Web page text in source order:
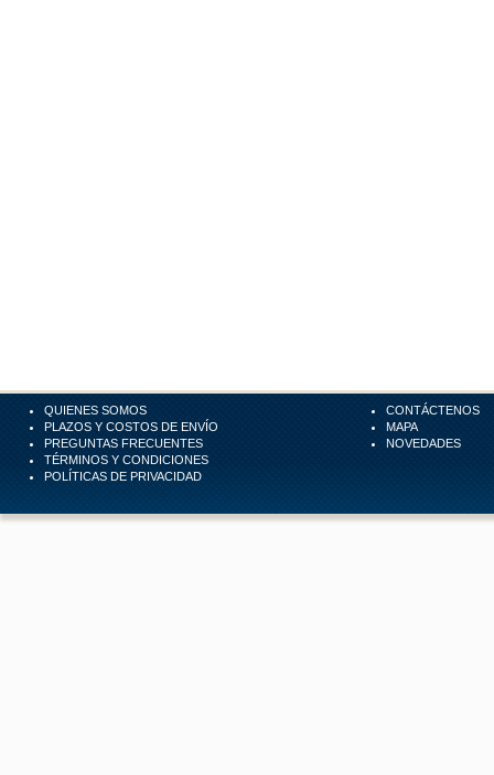
QUIENES SOMOS
PLAZOS Y COSTOS DE ENVÍO
PREGUNTAS FRECUENTES
TÉRMINOS Y CONDICIONES
POLÍTICAS DE PRIVACIDAD
CONTÁCTENOS
MAPA
NOVEDADES